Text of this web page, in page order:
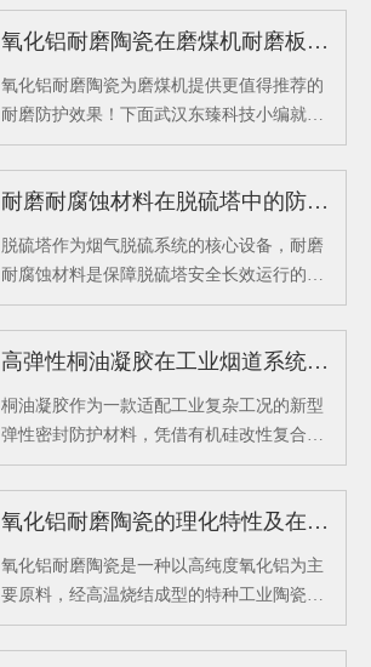
是一种高硬度、轻量化、环保型的白色刚玉
耐磨防护材料。成为工业烟风管道长效防护氧化铝耐磨陶瓷在磨煤机耐磨板中的性能优势
氧化铝耐磨陶瓷为磨煤机提供更值得推荐的
耐磨防护效果！下面武汉东臻科技小编就带
大家看看这款氧化铝耐磨陶瓷有哪些特殊功
效吧！
耐磨耐腐蚀材料在脱硫塔中的防护性能分析
脱硫塔作为烟气脱硫系统的核心设备，耐磨
耐腐蚀材料是保障脱硫塔安全长效运行的关
键防护屏障，其在脱硫塔中的核心作用主要
体现在防腐防渗、抗冲刷耐磨、结构适配与
运维降本等多个方面。
高弹性桐油凝胶在工业烟道系统中的密封防腐研究
桐油凝胶作为一款适配工业复杂工况的新型
弹性密封防护材料，凭借有机硅改性复合配
方的独特优势，以东臻高弹性桐油凝胶为代
表的专用防护材料，有效解决烟道运行中的
各类病害难题。
氧化铝耐磨陶瓷的理化特性及在工业管道中的防护作用
氧化铝耐磨陶瓷是一种以高纯度氧化铝为主
要原料，经高温烧结成型的特种工业陶瓷材
料，凭借超高硬度、超强耐磨性、耐腐蚀、
耐高温等优异理化性能，成为工业管道防护